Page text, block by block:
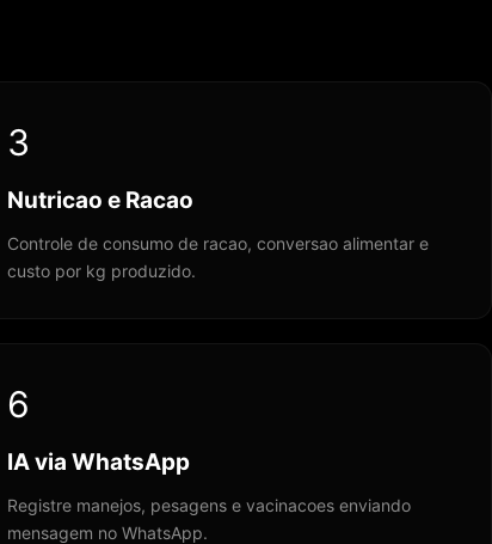
3
Nutricao e Racao
Controle de consumo de racao, conversao alimentar e
custo por kg produzido.
6
IA via WhatsApp
Registre manejos, pesagens e vacinacoes enviando
mensagem no WhatsApp.